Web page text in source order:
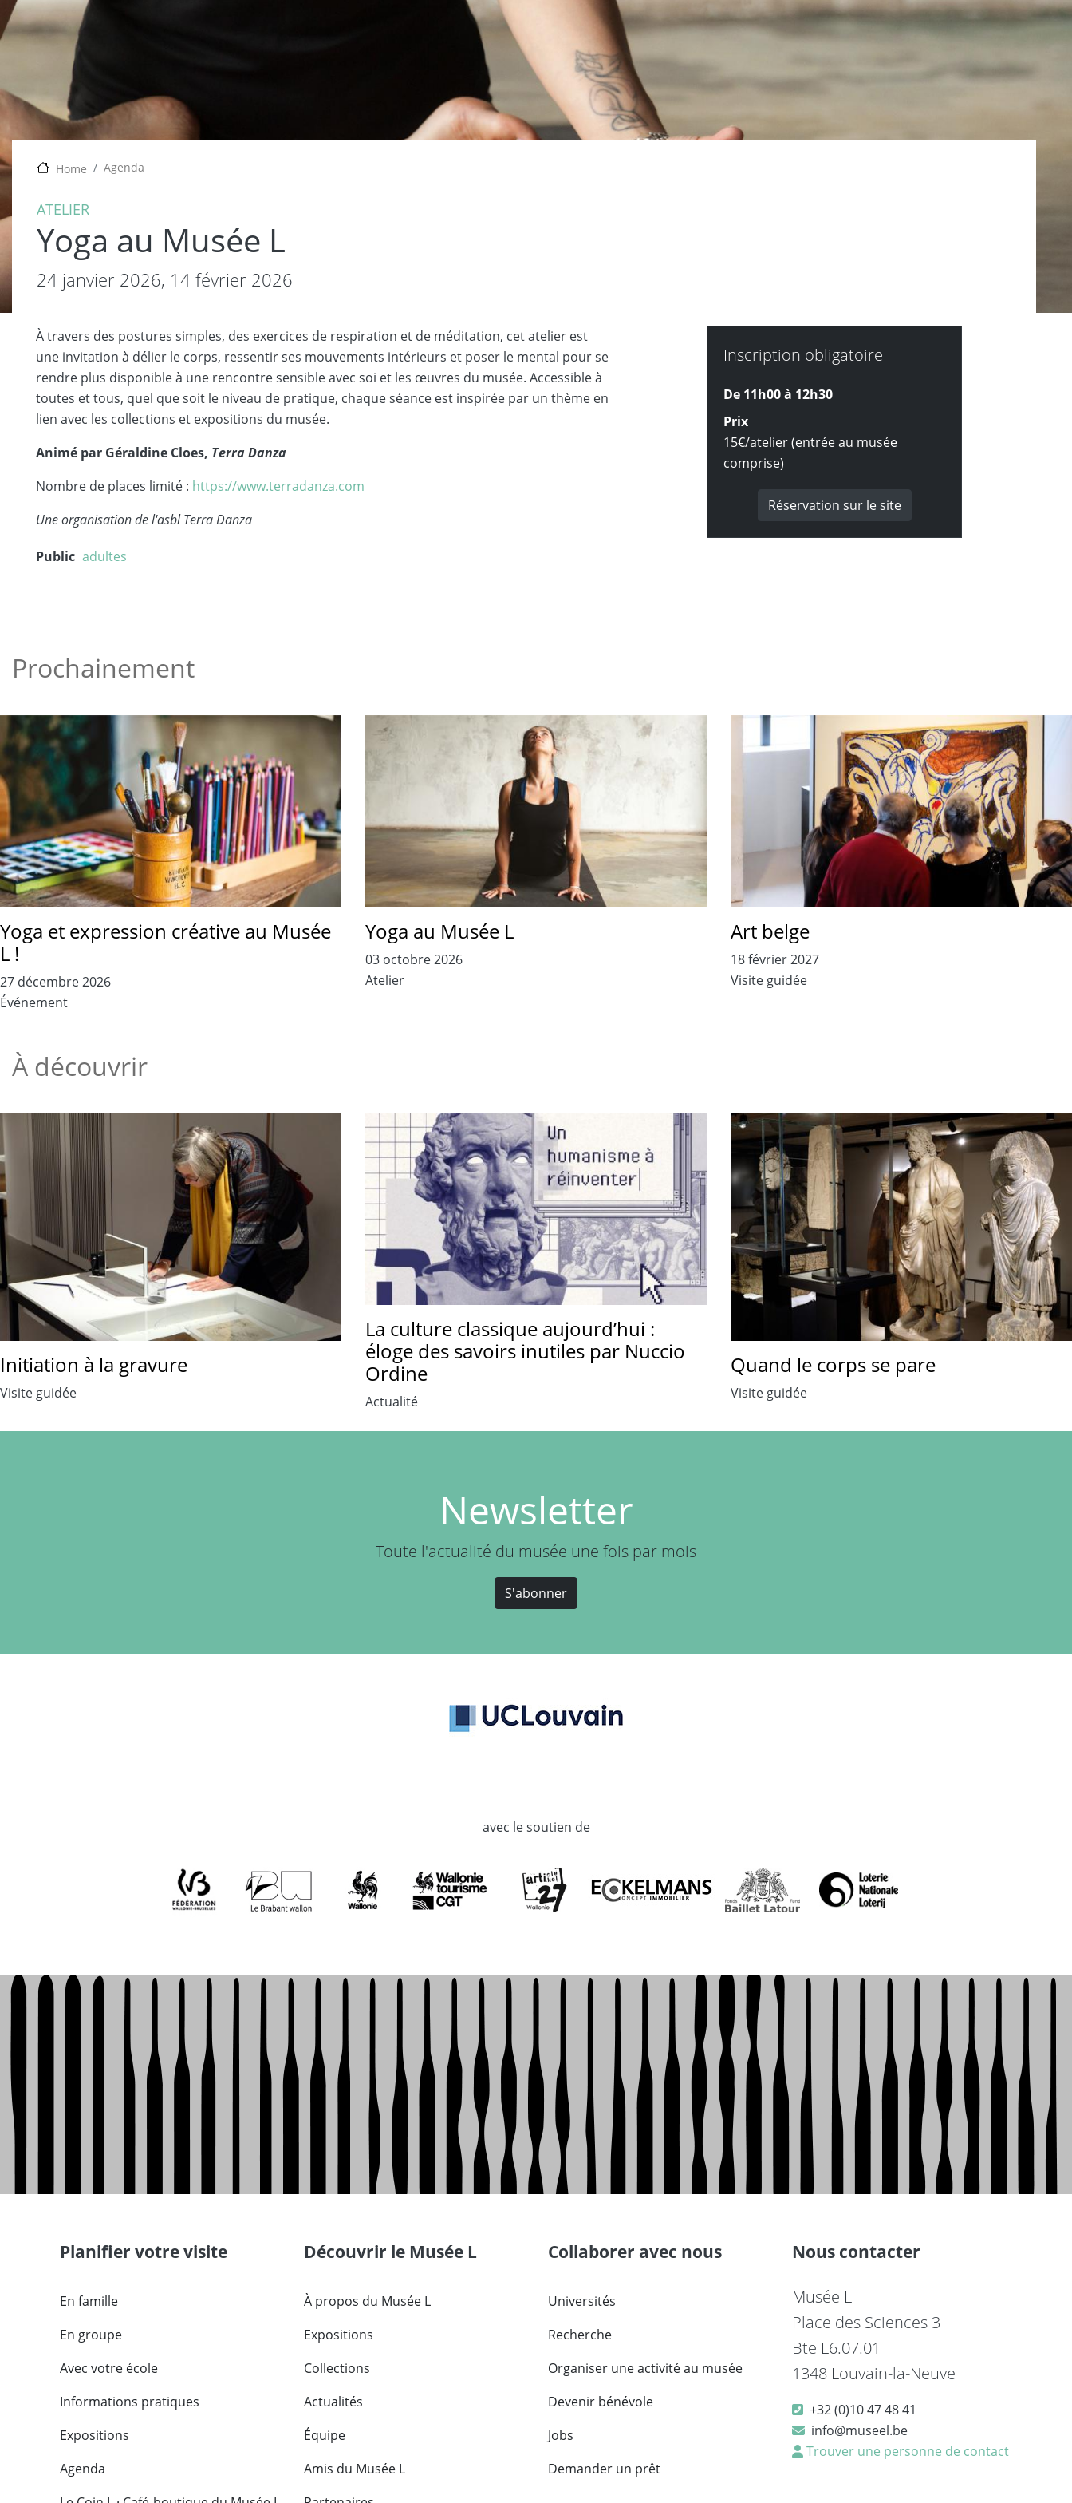
Home Agenda
ATELIER
Yoga au Musée L
24 janvier 2026, 14 février 2026
À travers des postures simples, des exercices de respiration et de méditation, cet atelier est
une invitation à délier le corps, ressentir ses mouvements intérieurs et poser le mental pour se
rendre plus disponible à une rencontre sensible avec soi et les œuvres du musée. Accessible à
toutes et tous, quel que soit le niveau de pratique, chaque séance est inspirée par un thème en
lien avec les collections et expositions du musée.
Animé par Géraldine Cloes, Terra Danza
Nombre de places limité : https://www.terradanza.com
Une organisation de l'asbl Terra Danza
Public adultes
Inscription obligatoire
De 11h00 à 12h30
Prix
15€/atelier (entrée au musée
comprise)
Réservation sur le site
Prochainement
Yoga et expression créative au Musée
L !
27 décembre 2026
Événement
Yoga au Musée L
03 octobre 2026
Atelier
Art belge
18 février 2027
Visite guidée
À découvrir
Initiation à la gravure
Visite guidée
La culture classique aujourd’hui :
éloge des savoirs inutiles par Nuccio
Ordine
Actualité
Quand le corps se pare
Visite guidée
Newsletter
Toute l'actualité du musée une fois par mois
S'abonner
avec le soutien de
Planifier votre visite
En famille
En groupe
Avec votre école
Informations pratiques
Expositions
Agenda
Découvrir le Musée L
À propos du Musée L
Expositions
Collections
Actualités
Équipe
Amis du Musée L
Collaborer avec nous
Universités
Recherche
Organiser une activité au musée
Devenir bénévole
Jobs
Demander un prêt
Nous contacter
Musée L
Place des Sciences 3
Bte L6.07.01
1348 Louvain-la-Neuve
+32 (0)10 47 48 41
info@museel.be
Trouver une personne de contact